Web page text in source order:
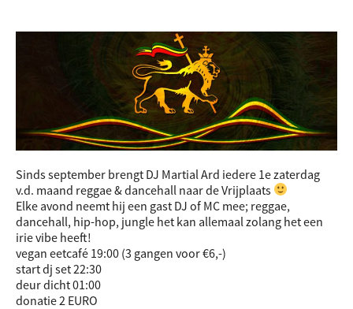
Sinds september brengt DJ Martial Ard iedere 1e zaterdag
v.d. maand reggae & dancehall naar de Vrijplaats
Elke avond neemt hij een gast DJ of MC mee; reggae,
dancehall, hip-hop, jungle het kan allemaal zolang het een
irie vibe heeft!
vegan eetcafé 19:00 (3 gangen voor €6,-)
start dj set 22:30
deur dicht 01:00
donatie 2 EURO